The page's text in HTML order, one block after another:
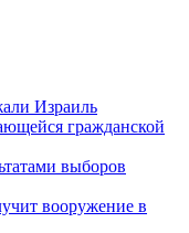
Израиль
гражданской
выборов
вооружение в